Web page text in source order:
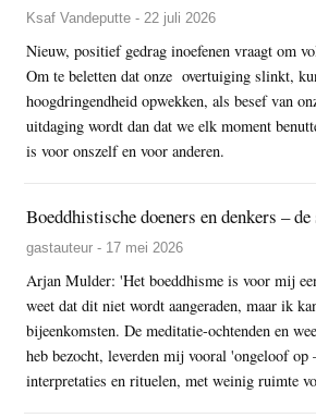
Ksaf Vandeputte - 22 juli 2026
Nieuw, positief gedrag inoefenen vraagt om
Om te beletten dat onze overtuiging slinkt,
hoogdringendheid opwekken, als besef van
uitdaging wordt dan dat we elk moment
is voor onszelf en voor anderen.
Boeddhistische doeners en denkers –
gastauteur - 17 mei 2026
Arjan Mulder: 'Het boeddhisme is voor mij
weet dat dit niet wordt aangeraden, maar ik
bijeenkomsten. De meditatie-ochtenden en
heb bezocht, leverden mij vooral 'ongeloof op
interpretaties en rituelen, met weinig ruimte